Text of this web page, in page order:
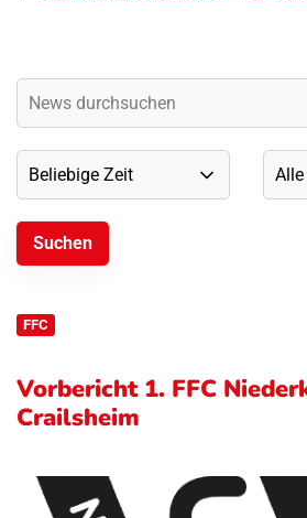
FFC
Vorbericht 1. FFC
Crailsheim